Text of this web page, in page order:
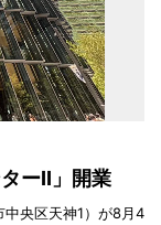
ーII」開業
中央区天神1）が8月4